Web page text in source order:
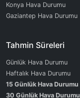
Konya Hava Durumu
Gaziantep Hava Durumu
Tahmin Süreleri
Günlük Hava Durumu
Haftalık Hava Durumu
15 Günlük Hava Durumu
30 Günlük Hava Durumu